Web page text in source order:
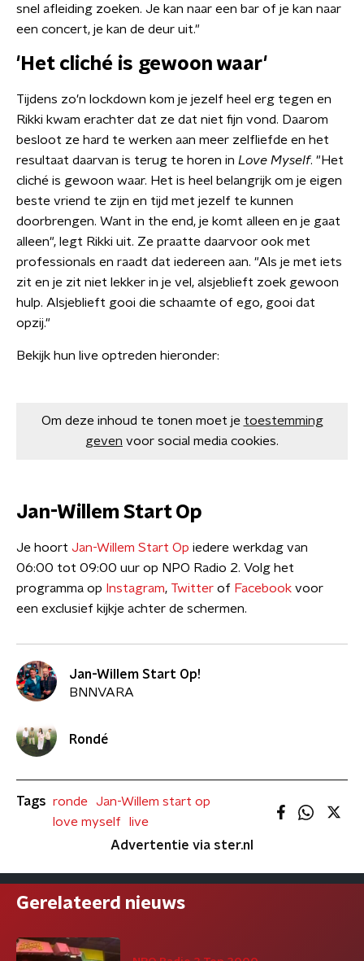
snel afleiding zoeken. Je kan naar een bar of je kan naar
een concert, je kan de deur uit."
'Het cliché is gewoon waar'
Tijdens zo'n lockdown kom je jezelf heel erg tegen en
Rikki kwam erachter dat ze dat niet fijn vond. Daarom
besloot ze hard te werken aan meer zelfliefde en het
resultaat daarvan is terug te horen in Love Myself. "Het
cliché is gewoon waar. Het is heel belangrijk om je eigen
beste vriend te zijn en tijd met jezelf te kunnen
doorbrengen. Want in the end, je komt alleen en je gaat
alleen", legt Rikki uit. Ze praatte daarvoor ook met
professionals en raadt dat iedereen aan. "Als je met iets
zit en je zit niet lekker in je vel, alsjeblieft zoek gewoon
hulp. Alsjeblieft gooi die schaamte of ego, gooi dat
opzij."
Bekijk hun live optreden hieronder:
Om deze inhoud te tonen moet je toestemming
geven voor social media cookies.
Jan-Willem Start Op
Je hoort Jan-Willem Start Op iedere werkdag van
06:00 tot 09:00 uur op NPO Radio 2. Volg het
programma op Instagram, Twitter of Facebook voor
een exclusief kijkje achter de schermen.
Jan-Willem Start Op!
BNNVARA
Rondé
Tags ronde
Jan-Willem start op
love myself
live
Advertentie via ster.nl
Gerelateerd nieuws